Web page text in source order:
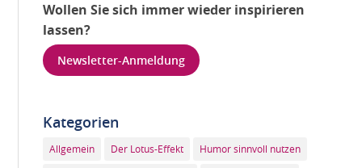
Wollen Sie sich immer wieder inspirieren
lassen?
Newsletter-Anmeldung
Kategorien
Allgemein Der Lotus-Effekt Humor sinnvoll nutzen